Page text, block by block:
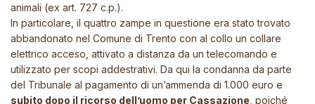
animali (ex art. 727 c.p.).
In particolare, il quattro zampe in questione era stato trovato
abbandonato nel Comune di Trento con al collo un collare
elettrico acceso, attivato a distanza da un telecomando e
utilizzato per scopi addestrativi. Da qui la condanna da parte
del Tribunale al pagamento di un’ammenda di 1.000 euro e
subito dopo il ricorso dell’uomo per Cassazione , poiché